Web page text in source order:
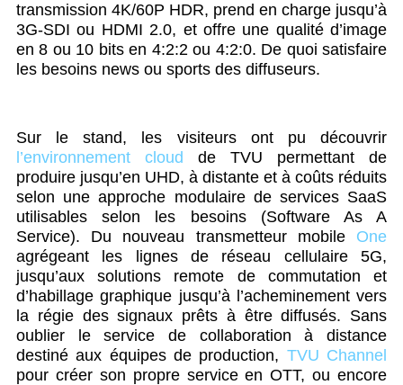
transmission 4K/60P HDR, prend en charge jusqu’à
3G-SDI ou HDMI 2.0, et offre une qualité d’image
en 8 ou 10 bits en 4:2:2 ou 4:2:0. De quoi satisfaire
les besoins news ou sports des diffuseurs.
Sur le stand, les visiteurs ont pu découvrir
l’environnement cloud de TVU permettant de
produire jusqu’en UHD, à distante et à coûts réduits
selon une approche modulaire de services SaaS
utilisables selon les besoins (Software As A
Service). Du nouveau transmetteur mobile
One
agrégeant les lignes de réseau cellulaire 5G,
jusqu’aux solutions remote de commutation et
d’habillage graphique jusqu’à l’acheminement vers
la régie des signaux prêts à être diffusés. Sans
oublier le service de collaboration à distance
destiné aux équipes de production, TVU Channel
pour créer son propre service en OTT, ou encore